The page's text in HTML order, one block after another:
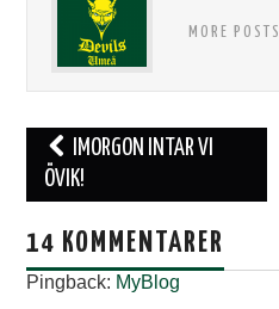
MORE POSTS
Inläggsnavigering
IMORGON INTAR VI
ÖVIK!
14 KOMMENTARER
Pingback: MyBlog